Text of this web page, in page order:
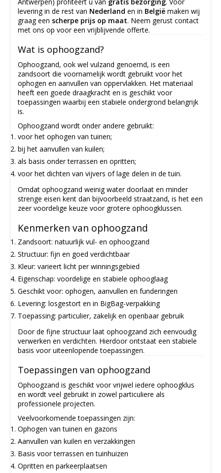
levering in de rest van Nederland en in België maken wij
graag een scherpe prijs op maat. Neem gerust contact
met ons op voor een vrijblijvende offerte.
Wat is ophoogzand?
Ophoogzand, ook wel vulzand genoemd, is een
zandsoort die voornamelijk wordt gebruikt voor het
ophogen en aanvullen van oppervlakken. Het materiaal
heeft een goede draagkracht en is geschikt voor
toepassingen waarbij een stabiele ondergrond belangrijk
is.
Ophoogzand wordt onder andere gebruikt:
voor het ophogen van tuinen;
bij het aanvullen van kuilen;
als basis onder terrassen en opritten;
voor het dichten van vijvers of lage delen in de tuin.
Omdat ophoogzand weinig water doorlaat en minder
strenge eisen kent dan bijvoorbeeld straatzand, is het een
zeer voordelige keuze voor grotere ophoogklussen.
Kenmerken van ophoogzand
Zandsoort: natuurlijk vul- en ophoogzand
Structuur: fijn en goed verdichtbaar
Kleur: varieert licht per winningsgebied
Eigenschap: voordelige en stabiele ophooglaag
Geschikt voor: ophogen, aanvullen en funderingen
Levering: losgestort en in BigBag-verpakking
Toepassing: particulier, zakelijk en openbaar gebruik
Door de fijne structuur laat ophoogzand zich eenvoudig
verwerken en verdichten. Hierdoor ontstaat een stabiele
basis voor uiteenlopende toepassingen.
Toepassingen van ophoogzand
Ophoogzand is geschikt voor vrijwel iedere ophoogklus
en wordt veel gebruikt in zowel particuliere als
professionele projecten.
Veelvoorkomende toepassingen zijn:
Ophogen van tuinen en gazons
Aanvullen van kuilen en verzakkingen
Basis voor terrassen en tuinhuizen
Opritten en parkeerplaatsen